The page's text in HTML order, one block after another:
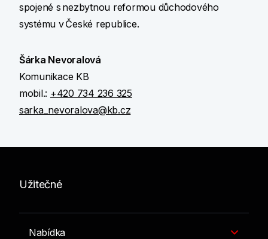
spojené s nezbytnou reformou důchodového
systému v České republice.
Šárka Nevoralová
Komunikace KB
mobil.: +420 734 236 325
sarka_nevoralova@kb.cz
Užitečné
Nabídka